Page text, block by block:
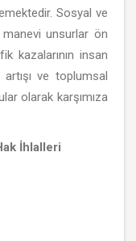
Sosyal ve
unsurlar ön
kazalarının insan
artışı ve toplumsal
olarak karşımıza
İhlalleri